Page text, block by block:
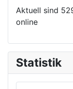
Aktuell sind
online
Statistik